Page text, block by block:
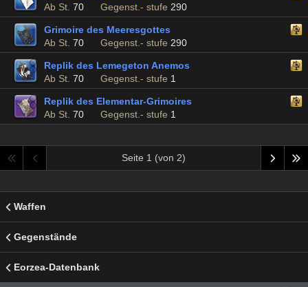
Ab St. 70 Gegenst.- stufe 290
Grimoire des Meeresgottes
Ab St. 70 Gegenst.- stufe 290
Replik des Lemegeton Anemos
Ab St. 70 Gegenst.- stufe 1
Replik des Elementar-Grimoires
Ab St. 70 Gegenst.- stufe 1
Seite 1 (von 2)
Waffen
Gegenstände
Eorzea-Datenbank